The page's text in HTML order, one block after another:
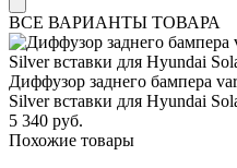
ВСЕ ВАРИАНТЫ ТОВАРА
Диффузор заднего бампера
Silver вставки для Hyundai
5 340 руб.
Похожие товары